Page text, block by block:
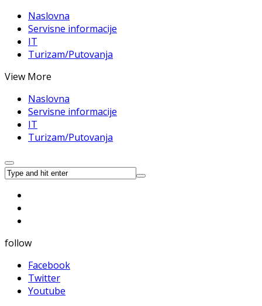
Naslovna
Servisne informacije
IT
Turizam/Putovanja
View More
Naslovna
Servisne informacije
IT
Turizam/Putovanja
follow
Facebook
Twitter
Youtube